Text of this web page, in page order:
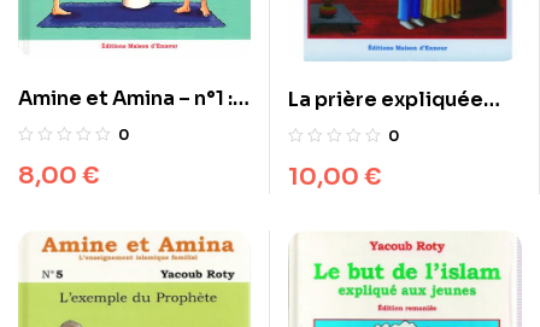
Amine et Amina – n°1 :
L’ablution 0
8,00 €
La prière expliquée
aux jeunes0
10,00 €